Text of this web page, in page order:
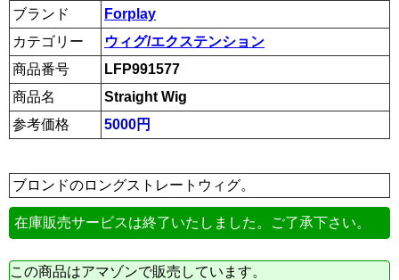
ブランド
Forplay
カテゴリー
ウィグ/エクステンション
商品番号
LFP991577
商品名
Straight Wig
参考価格
5000円
ブロンドのロングストレートウィグ。
在庫販売サービスは終了いたしました。ご了承下さい。
この商品はアマゾンで販売しています。